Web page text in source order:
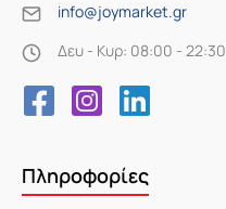
info@joymarket.gr
Δευ - Κυρ: 08:00 - 22:30
Πληροφορίες